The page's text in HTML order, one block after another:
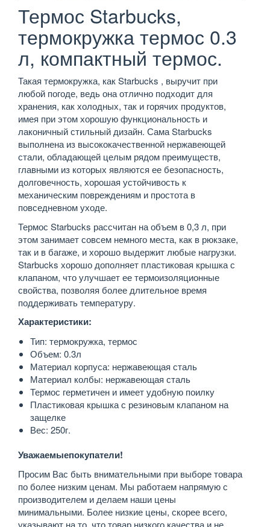
Термос Starbucks,
термокружка термос 0.3
л, компактный термос.
Такая термокружка, как Starbucks , выручит при
любой погоде, ведь она отлично подходит для
хранения, как холодных, так и горячих продуктов,
имея при этом хорошую функциональность и
лаконичный стильный дизайн. Сама Starbucks
выполнена из высококачественной нержавеющей
стали, обладающей целым рядом преимуществ,
главными из которых являются ее безопасность,
долговечность, хорошая устойчивость к
механическим повреждениям и простота в
повседневном уходе.
Термос Starbucks рассчитан на объем в 0,3 л, при
этом занимает совсем немного места, как в рюкзаке,
так и в багаже, и хорошо выдержит любые нагрузки.
Starbucks хорошо дополняет пластиковая крышка с
клапаном, что улучшает ее термоизоляционные
свойства, позволяя более длительное время
поддерживать температуру.
Характеристики:
Тип: термокружка, термос
Объем: 0.3л
Материал корпуса: нержавеющая сталь
Материал колбы: нержавеющая сталь
Термос герметичен и имеет удобную поилку
Пластиковая крышка с резиновым клапаном на
защелке
Вес: 250г.
Уважаемыепокупатели!
Просим Вас быть внимательными при выборе товара
по более низким ценам. Мы работаем напрямую с
производителем и делаем наши цены
минимальными. Более низкие цены, скорее всего,
указывают на то, что товар низкого качества и не